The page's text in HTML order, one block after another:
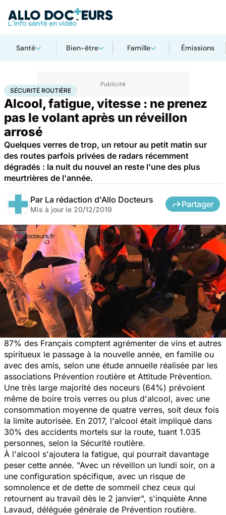
Santé Bien-être Famille Émissions
AccueilSantéSécurité routière
SÉCURITÉ ROUTIÈRE
Alcool, fatigue, vitesse : ne prenez
pas le volant après un réveillon
arrosé
Quelques verres de trop, un retour au petit matin sur
des routes parfois privées de radars récemment
dégradés : la nuit du nouvel an reste l'une des plus
meurtrières de l'année.
Par La rédaction d'Allo Docteurs
Mis à jour le 20/12/2019
Partager
87% des Français comptent agrémenter de vins et autres
spiritueux le passage à la nouvelle année, en famille ou
avec des amis, selon une étude annuelle réalisée par les
associations Prévention routière et Attitude Prévention.
Une très large majorité des noceurs (64%) prévoient
même de boire trois verres ou plus d'alcool, avec une
consommation moyenne de quatre verres, soit deux fois
la limite autorisée. En 2017, l'alcool était impliqué dans
30% des accidents mortels sur la route, tuant 1.035
personnes, selon la Sécurité routière.
À l'alcool s'ajoutera la fatigue, qui pourrait davantage
peser cette année. "Avec un réveillon un lundi soir, on a
une configuration spécifique, avec un risque de
somnolence et de dette de sommeil chez ceux qui
retournent au travail dès le 2 janvier", s'inquiète Anne
Lavaud, déléguée générale de Prévention routière.